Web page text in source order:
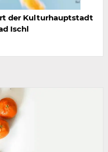
der Kulturhauptstadt
Ischl